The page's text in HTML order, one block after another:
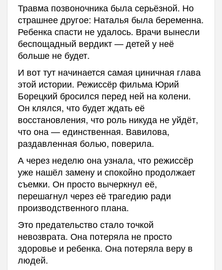
Травма позвоночника была серьёзной. Но
страшнее другое: Наталья была беременна.
Ребенка спасти не удалось. Врачи вынесли
беспощадный вердикт — детей у неё
больше не будет.
И вот тут начинается самая циничная глава
этой истории. Режиссёр фильма Юрий
Борецкий бросился перед ней на колени.
Он клялся, что будет ждать её
восстановления, что роль никуда не уйдёт,
что она — единственная. Вавилова,
раздавленная болью, поверила.
А через неделю она узнала, что режиссёр
уже нашёл замену и спокойно продолжает
съемки. Он просто вычеркнул её,
перешагнул через её трагедию ради
производственного плана.
Это предательство стало точкой
невозврата. Она потеряла не просто
здоровье и ребенка. Она потеряла веру в
людей.